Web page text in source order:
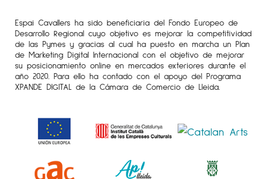
Espai Cavallers ha sido beneficiaria del Fondo Europeo de
Desarrollo Regional cuyo objetivo es mejorar la competitividad
de las Pymes y gracias al cual ha puesto en marcha un Plan
de Marketing Digital Internacional con el objetivo de mejorar
su posicionamiento online en mercados exteriores durante el
año 2020. Para ello ha contado con el apoyo del Programa
XPANDE DIGITAL de la Cámara de Comercio de Lleida.